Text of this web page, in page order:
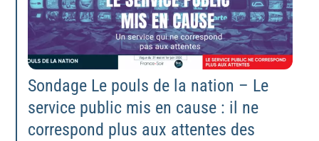
Sondage Le pouls de la nation – Le
service public mis en cause : il ne
correspond plus aux attentes des